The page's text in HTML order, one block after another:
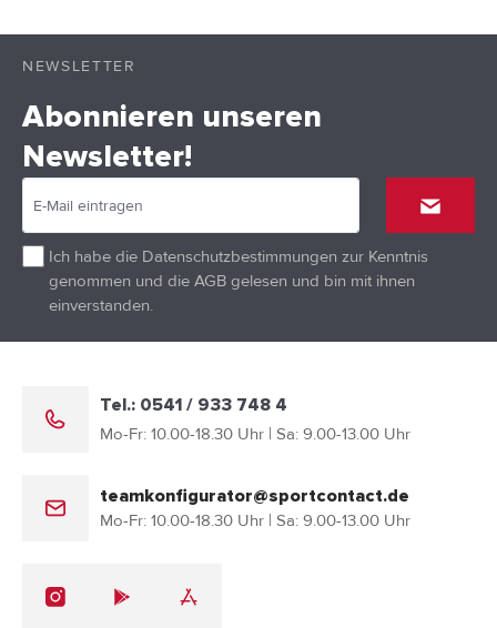
NEWSLETTER
Abonnieren unseren
Newsletter!
Ich habe die Datenschutzbestimmungen zur Kenntnis
genommen und die AGB gelesen und bin mit ihnen
einverstanden.
Tel.: 0541 / 933 748 4
Mo-Fr: 10.00-18.30 Uhr | Sa: 9.00-13.00 Uhr
teamkonfigurator@sportcontact.de
Mo-Fr: 10.00-18.30 Uhr | Sa: 9.00-13.00 Uhr